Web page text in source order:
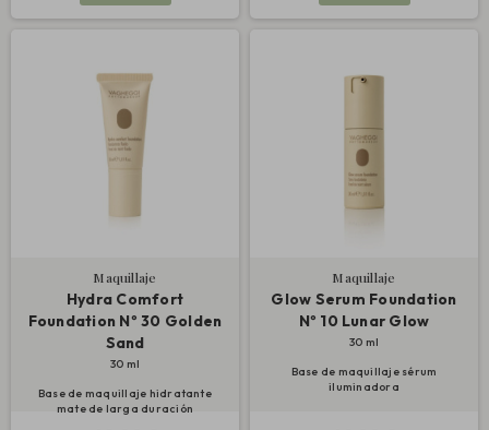
Maquillaje
Hydra Comfort
Foundation Nº 30 Golden
Sand
30 ml
Base de maquillaje hidratante
mate de larga duración
Maquillaje
Glow Serum Foundation
Nº 10 Lunar Glow
30 ml
Base de maquillaje sérum
iluminadora